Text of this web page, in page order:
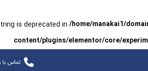
is deprecated in /home/manakai1/
content/plugins/elementor/core/
تماس با